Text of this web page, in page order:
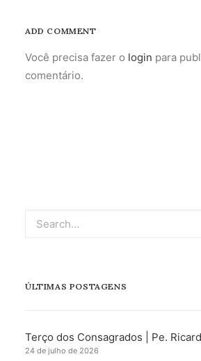
ADD COMMENT
Você precisa fazer o login para
comentário.
ÚLTIMAS POSTAGENS
Terço dos Consagrados | Pe.
24 de julho de 2026